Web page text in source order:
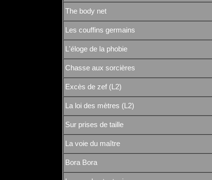
The body net
Les couffins germains
L'éloge de la phobie
Chasse aux sorcières
Excès de zef (L2)
La loi des mètres (L2)
Sur prises de taille
La voie du maître
Bora Bora